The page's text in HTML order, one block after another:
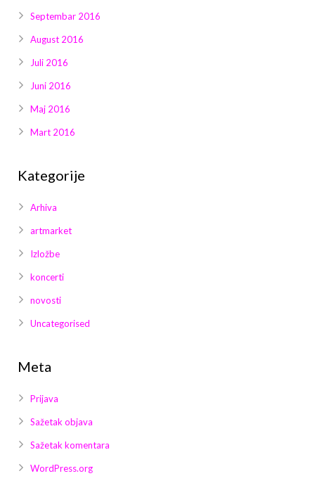
Septembar 2016
August 2016
Juli 2016
Juni 2016
Maj 2016
Mart 2016
Kategorije
Arhiva
artmarket
Izložbe
koncerti
novosti
Uncategorised
Meta
Prijava
Sažetak objava
Sažetak komentara
WordPress.org